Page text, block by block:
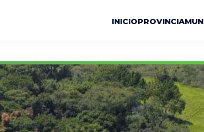
INICIOPROVINCIA